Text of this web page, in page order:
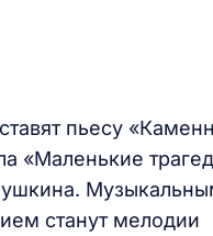
пьесу
«Маленькие
станут мелодии